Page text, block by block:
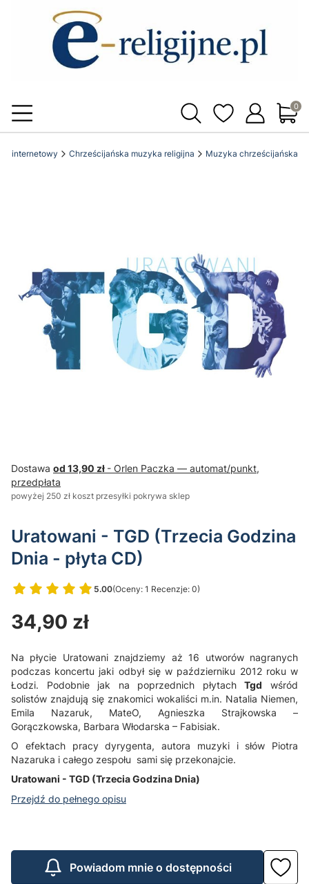
internetowy Chrześcijańska muzyka religijna Muzyka chrześcijańska
Dostawa od 13,90 zł - Orlen Paczka — automat/punkt,
przedpłata
powyżej 250 zł koszt przesyłki pokrywa sklep
Uratowani - TGD (Trzecia Godzina
Dnia - płyta CD)
5.00(Oceny: 1 Recenzje: 0)
Przejdź do sekcji Opinie
Cena
34,90 zł
Na płycie Uratowani znajdziemy aż 16 utworów nagranych
podczas koncertu jaki odbył się w październiku 2012 roku w
Łodzi. Podobnie jak na poprzednich płytachTgd wśród
solistów znajdują się znakomici wokaliści m.in. Natalia Niemen,
Emila Nazaruk, MateO, Agnieszka Strajkowska –
Gorączkowska, Barbara Włodarska – Fabisiak.
O efektach pracy dyrygenta, autora muzyki i słów Piotra
Nazaruka i całego zespołu sami się przekonajcie.
Uratowani - TGD (Trzecia Godzina Dnia)
Przejdź do pełnego opisu
Powiadom mnie o dostępności